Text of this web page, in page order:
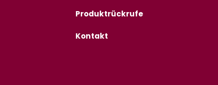
Produktrückrufe
Kontakt